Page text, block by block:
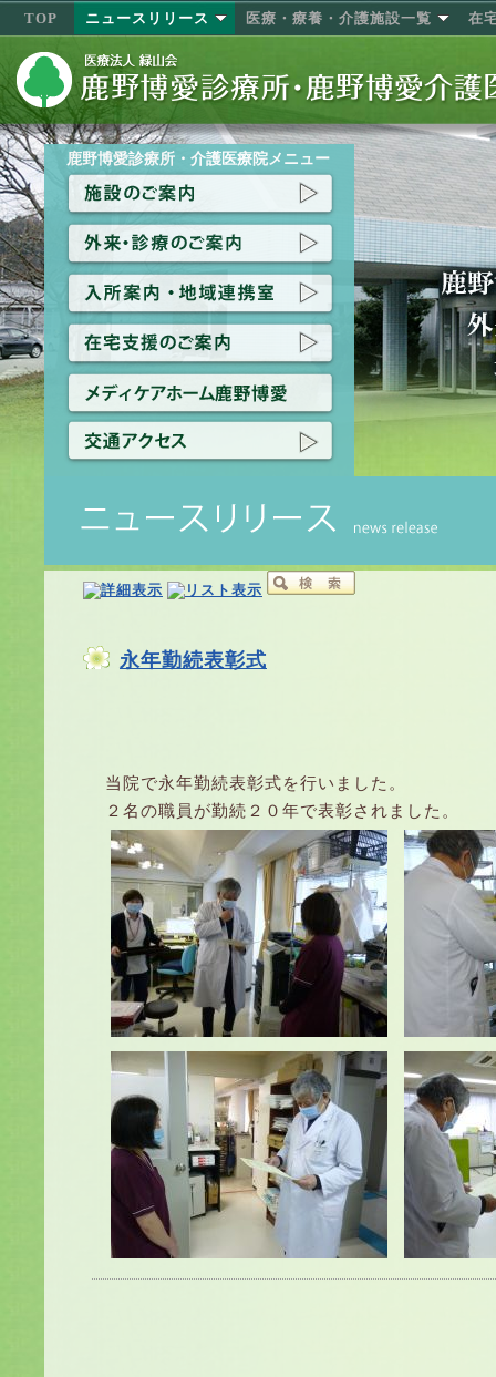
鹿野博愛診療所・介護医療院メニュー
TOP ニュースリリース 医療・療養・介護施設一覧 在
永年勤続表彰式
当院で永年勤続表彰式を行いました。
２名の職員が勤続２０年で表彰されました。